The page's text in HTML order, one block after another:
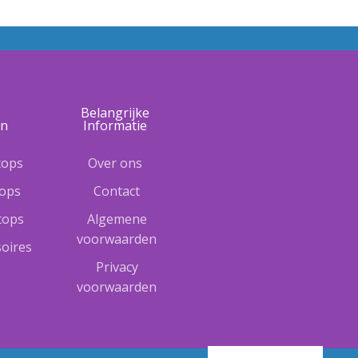
Belangrijke
Informatie
Over ons
Contact
Algemene
voorwaarden
Privacy
voorwaarden